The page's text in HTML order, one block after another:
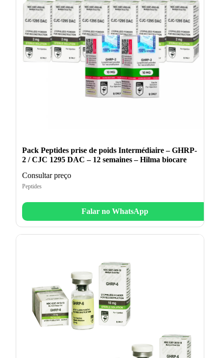
Pack Peptides prise de poids Intermédiaire – GHRP-
2 / CJC 1295 DAC – 12 semaines – Hilma biocare
Consultar preço
Peptides
Falar no WhatsApp